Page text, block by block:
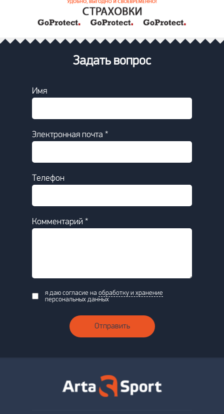
Задать вопрос
Имя
Электронная почта *
Телефон
Комментарий *
я даю согласие на обработку и хранение
персональных данных
Отправить